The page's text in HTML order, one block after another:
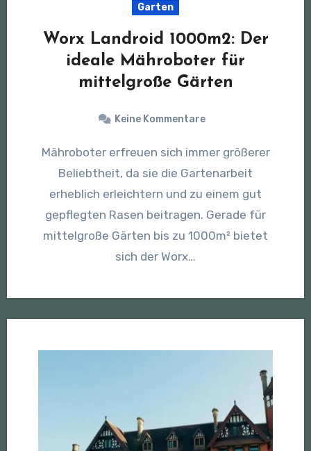
Garten
Worx Landroid 1000m2: Der
ideale Mähroboter für
mittelgroße Gärten
Keine Kommentare
Mähroboter erfreuen sich immer größerer
Beliebtheit, da sie die Gartenarbeit
erheblich erleichtern und zu einem gut
gepflegten Rasen beitragen. Gerade für
mittelgroße Gärten bis zu 1000m² bietet
sich der Worx…